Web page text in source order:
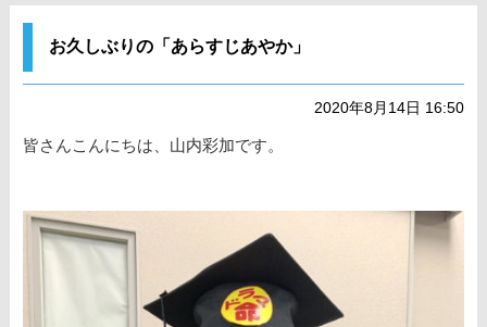
お久しぶりの「あらすじあやか」
2020年8月14日 16:50
皆さんこんにちは、山内彩加です。